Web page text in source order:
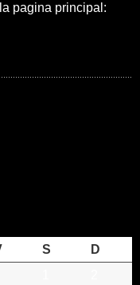
pagina principal:
S
D